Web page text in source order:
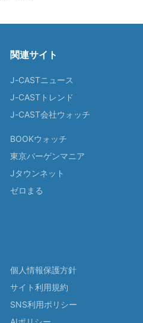
関連サイト
J-CASTニュース
J-CASTトレンド
J-CAST会社ウォッチ
BOOKウォッチ
東京バーゲンマニア
Jタウンネット
ゼロまる
個人情報保護方針
サイト利用規約
SNS利用ポリシー